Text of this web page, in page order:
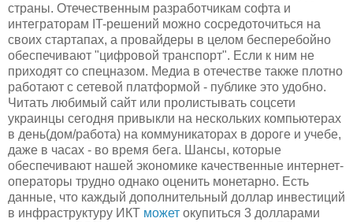
страны. Отечественным разработчикам софта и
интеграторам IT-решений можно сосредоточиться на
своих стартапах, а провайдеры в целом бесперебойно
обеспечивают "цифровой транспорт". Если к ним не
приходят со спецназом. Медиа в отечестве также плотно
работают с сетевой платформой - публике это удобно.
Читать любимый сайт или пролистывать соцсети
украинцы сегодня привыкли на нескольких компьютерах
в день(дом/работа) на коммуникаторах в дороге и учебе,
даже в часах - во время бега. Шансы, которые
обеспечивают нашей экономике качественные интернет-
операторы трудно однако оценить монетарно. Есть
данные, что каждый дополнительный доллар инвестиций
в инфраструктуру ИКТ может окупиться 3 долларами